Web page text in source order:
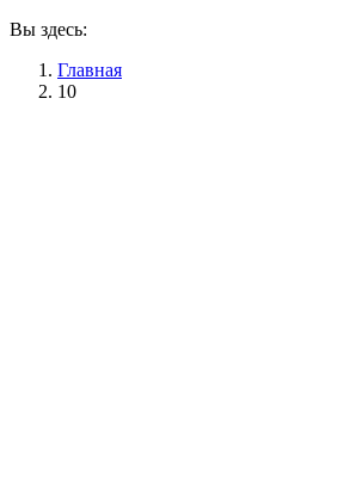
Вы здесь:
Главная
10